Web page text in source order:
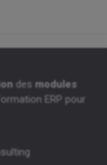
des modules
ERP pour